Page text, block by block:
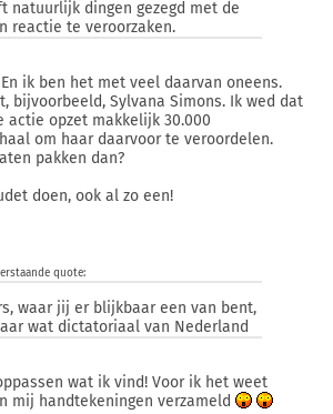
natuurlijk dingen gezegd met de
reactie te veroorzaken.
ik ben het met veel daarvan oneens.
bijvoorbeeld, Sylvana Simons. Ik wed dat
actie opzet makkelijk 30.000
om haar daarvoor te veroordelen.
pakken dan?
doen, ook al zo een!
quote:
waar jij er blijkbaar een van bent,
wat dictatoriaal van Nederland
wat ik vind! Voor ik het weet
mij handtekeningen verzameld